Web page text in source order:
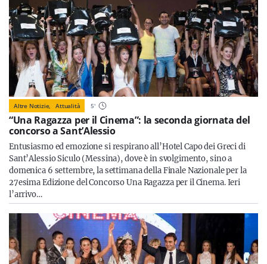
Altre Notizie, Attualità 5'
“Una Ragazza per il Cinema”: la seconda giornata del
concorso a Sant’Alessio
Entusiasmo ed emozione si respirano all’Hotel Capo dei Greci di
Sant’Alessio Siculo (Messina), dove è in svolgimento, sino a
domenica 6 settembre, la settimana della Finale Nazionale per la
27esima Edizione del Concorso Una Ragazza per il Cinema. Ieri
l’arrivo…